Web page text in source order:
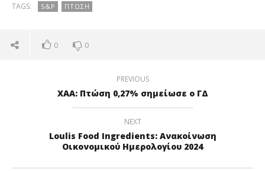
room
TAGS: S&P ΠΤΏΣΗ
0 0
PREVIOUS
ΧΑΑ: Πτώση 0,27% σημείωσε ο ΓΔ
NEXT
Loulis Food Ingredients: Ανακοίνωση
Οικονομικού Ημερολογίου 2024